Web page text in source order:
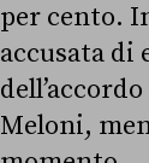
per cento.
accusata
Meloni,